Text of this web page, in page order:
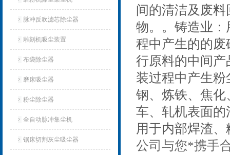
脉冲反吹滤芯除尘器
雕刻机吸尘装置
布袋除尘器
磨床吸尘器
粉尘除尘器
全自动脉冲集尘机
锯床切割灰尘吸尘器
间的清洁及废
物。。铸造业
程中产生的的
行原料的中间
装过程中产生
钢、炼铁、焦
车、轧机表面
用于内部焊渣
公司与您*携手